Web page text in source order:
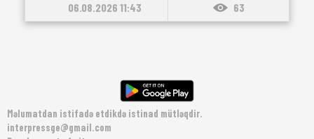
06.08.2026 11:43 63
Məlumatdan istifadə etdikdə istinad mütləqdir.
interpressge@gmail.com